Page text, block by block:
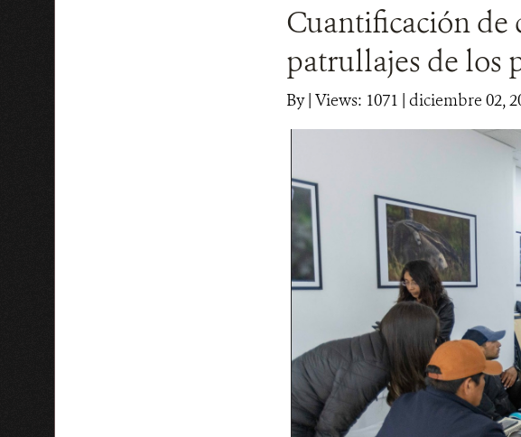
Cuantificación de
patrullajes de los
By| Views: 1071 | diciembre 02,